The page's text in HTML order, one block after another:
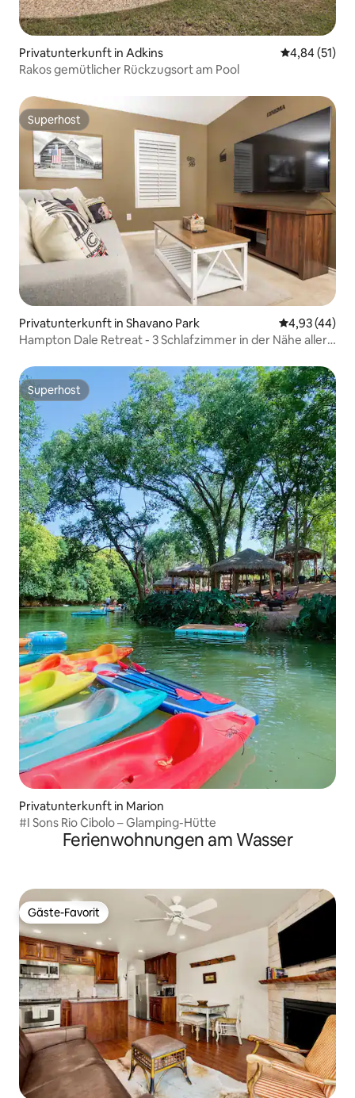
Privatunterkunft in Adkins
4,84 (51)
Rakos gemütlicher Rückzugsort am Pool
Superhost
Superhost
Privatunterkunft in Shavano Park
4,93 (44)
Hampton Dale Retreat - 3 Schlafzimmer in der Nähe aller
Superhost
Superhost
Privatunterkunft in Marion
#I Sons Rio Cibolo – Glamping-Hütte
Ferienwohnungen am Wasser
Gäste-Favorit
Gäste-Favorit